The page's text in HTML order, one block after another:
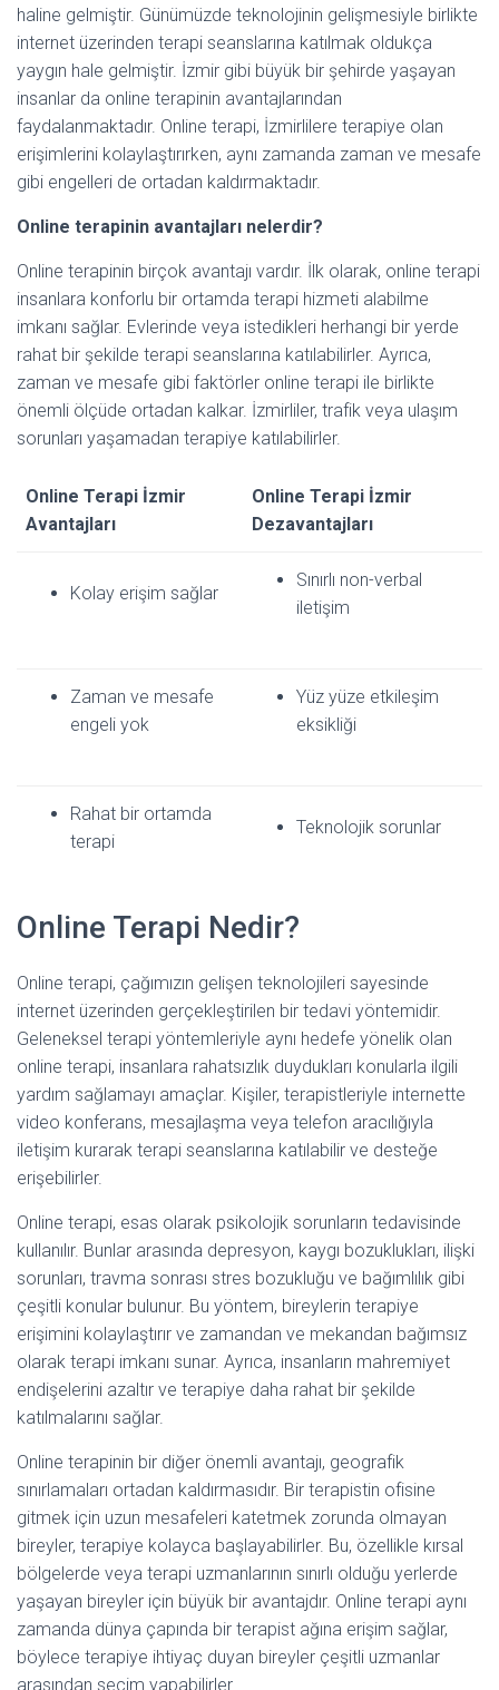
haline gelmiştir. Günümüzde teknolojinin gelişmesiyle birlikte
internet üzerinden terapi seanslarına katılmak oldukça
yaygın hale gelmiştir. İzmir gibi büyük bir şehirde yaşayan
insanlar da online terapinin avantajlarından
faydalanmaktadır. Online terapi, İzmirlilere terapiye olan
erişimlerini kolaylaştırırken, aynı zamanda zaman ve mesafe
gibi engelleri de ortadan kaldırmaktadır.
Online terapinin avantajları nelerdir?
Online terapinin birçok avantajı vardır. İlk olarak, online terapi
insanlara konforlu bir ortamda terapi hizmeti alabilme
imkanı sağlar. Evlerinde veya istedikleri herhangi bir yerde
rahat bir şekilde terapi seanslarına katılabilirler. Ayrıca,
zaman ve mesafe gibi faktörler online terapi ile birlikte
önemli ölçüde ortadan kalkar. İzmirliler, trafik veya ulaşım
sorunları yaşamadan terapiye katılabilirler.
Online Terapi İzmir
Avantajları
Online Terapi İzmir
Dezavantajları
Kolay erişim sağlar
Sınırlı non-verbal
iletişim
Zaman ve mesafe
engeli yok
Yüz yüze etkileşim
eksikliği
Rahat bir ortamda
terapi
Teknolojik sorunlar
Online Terapi Nedir?
Online terapi, çağımızın gelişen teknolojileri sayesinde
internet üzerinden gerçekleştirilen bir tedavi yöntemidir.
Geleneksel terapi yöntemleriyle aynı hedefe yönelik olan
online terapi, insanlara rahatsızlık duydukları konularla ilgili
yardım sağlamayı amaçlar. Kişiler, terapistleriyle internette
video konferans, mesajlaşma veya telefon aracılığıyla
iletişim kurarak terapi seanslarına katılabilir ve desteğe
erişebilirler.
Online terapi, esas olarak psikolojik sorunların tedavisinde
kullanılır. Bunlar arasında depresyon, kaygı bozuklukları, ilişki
sorunları, travma sonrası stres bozukluğu ve bağımlılık gibi
çeşitli konular bulunur. Bu yöntem, bireylerin terapiye
erişimini kolaylaştırır ve zamandan ve mekandan bağımsız
olarak terapi imkanı sunar. Ayrıca, insanların mahremiyet
endişelerini azaltır ve terapiye daha rahat bir şekilde
katılmalarını sağlar.
Online terapinin bir diğer önemli avantajı, geografik
sınırlamaları ortadan kaldırmasıdır. Bir terapistin ofisine
gitmek için uzun mesafeleri katetmek zorunda olmayan
bireyler, terapiye kolayca başlayabilirler. Bu, özellikle kırsal
bölgelerde veya terapi uzmanlarının sınırlı olduğu yerlerde
yaşayan bireyler için büyük bir avantajdır. Online terapi aynı
zamanda dünya çapında bir terapist ağına erişim sağlar,
böylece terapiye ihtiyaç duyan bireyler çeşitli uzmanlar
arasından seçim yapabilirler.